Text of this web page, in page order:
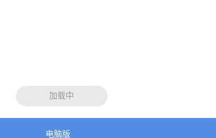
加载中
电脑版